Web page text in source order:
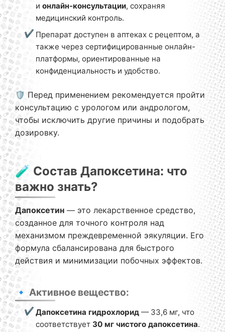
ионлайн-консультации, сохраняя
медицинский контроль.
Препарат доступен в аптеках с рецептом, а
также через сертифицированные онлайн-
платформы, ориентированные на
конфиденциальность и удобство.
🛡️ Перед применением рекомендуется пройти
консультацию с урологом или андрологом,
чтобы исключить другие причины и подобрать
дозировку.
🧪 Состав Дапоксетина: что
важно знать?
Дапоксетин — это лекарственное средство,
созданное для точного контроля над
механизмом преждевременной эякуляции. Его
формула сбалансирована для быстрого
действия и минимизации побочных эффектов.
🔹 Активное вещество:
Дапоксетина гидрохлорид — 33,6 мг, что
соответствует 30 мг чистого дапоксетина.